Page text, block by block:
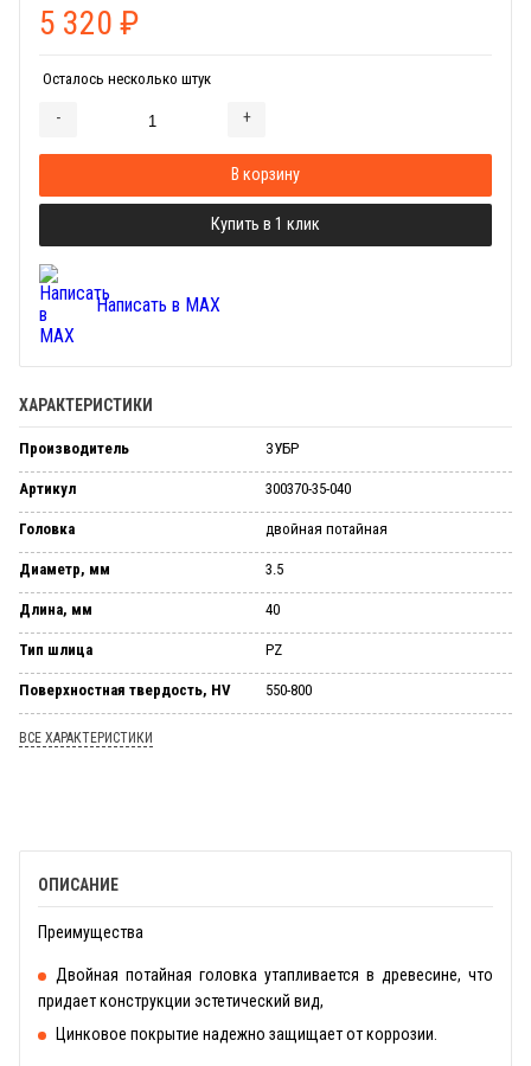
5 320 ₽
Осталось несколько штук
- +
В корзину
Купить в 1 клик
Написать в MAX
ХАРАКТЕРИСТИКИ
Производитель ЗУБР
Артикул 300370-35-040
Головка двойная потайная
Диаметр, мм 3.5
Длина, мм 40
Тип шлица PZ
Поверхностная твердость, HV 550-800
ВСЕ ХАРАКТЕРИСТИКИ
ОПИСАНИЕ
Преимущества
Двойная потайная головка утапливается в древесине, что
придает конструкции эстетический вид,
Цинковое покрытие надежно защищает от коррозии.